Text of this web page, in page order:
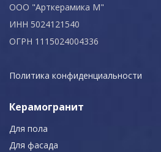
ООО "Арткерамика М"
ИНН 5024121540
ОГРН 1115024004336
Политика конфиденциальности
Керамогранит
Для пола
Для фасада